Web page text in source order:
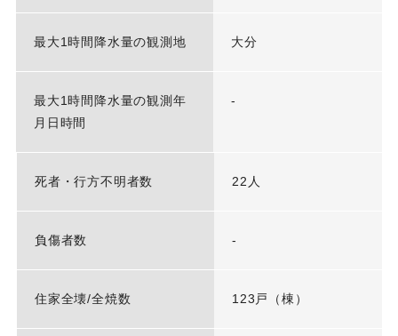
最大1時間降水量の観測地 大分
最大1時間降水量の観測年
月日時間
-
死者・行方不明者数 22人
負傷者数 -
住家全壊/全焼数 123戸（棟）